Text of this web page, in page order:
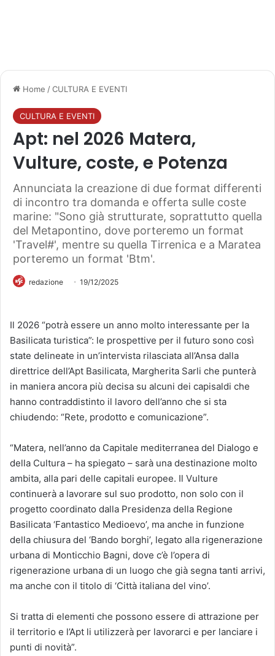
Home /CULTURA E EVENTI
CULTURA E EVENTI
Apt: nel 2026 Matera,
Vulture, coste, e Potenza
Annunciata la creazione di due format differenti
di incontro tra domanda e offerta sulle coste
marine: "Sono già strutturate, soprattutto quella
del Metapontino, dove porteremo un format
'Travel#', mentre su quella Tirrenica e a Maratea
porteremo un format 'Btm'.
redazione 19/12/2025
Il 2026 “potrà essere un anno molto interessante per la
Basilicata turistica”: le prospettive per il futuro sono così
state delineate in un’intervista rilasciata all’Ansa dalla
direttrice dell’Apt Basilicata, Margherita Sarli che punterà
in maniera ancora più decisa su alcuni dei capisaldi che
hanno contraddistinto il lavoro dell’anno che si sta
chiudendo: “Rete, prodotto e comunicazione”.
“Matera, nell’anno da Capitale mediterranea del Dialogo e
della Cultura – ha spiegato – sarà una destinazione molto
ambita, alla pari delle capitali europee. Il Vulture
continuerà a lavorare sul suo prodotto, non solo con il
progetto coordinato dalla Presidenza della Regione
Basilicata ‘Fantastico Medioevo’, ma anche in funzione
della chiusura del ‘Bando borghi’, legato alla rigenerazione
urbana di Monticchio Bagni, dove c’è l’opera di
rigenerazione urbana di un luogo che già segna tanti arrivi,
ma anche con il titolo di ‘Città italiana del vino’.
Si tratta di elementi che possono essere di attrazione per
il territorio e l’Apt li utilizzerà per lavorarci e per lanciare i
punti di novità”.